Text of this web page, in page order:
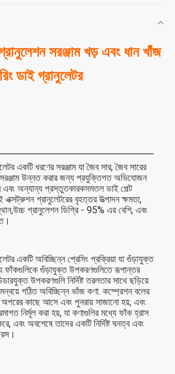
সরঞ্জাম খড় এবং ধান খাঁজ
রিং ডাই গ্রানুলেটর
একটি ধরণের সরঞ্জাম যা জৈব সার, জৈব সারের
সরঞ্জাম উন্নত করার জন্য প্রযুক্তিগত অভিযোজন
এবং অন্যান্য প্রস্তুতকারকসমতল ডাই পেল্ট
এক্সট্রুশন গ্রানুলেটরের বৃহত্তর উত্পাদন ক্ষমতা,
গ্রানুলেশন ডিগ্রি - 95% এর বেশি, এবং
একটি অবিচ্ছিন্ন প্রেসিং প্রক্রিয়া যা গুঁড়াযুক্ত
ফাঁকগুলিকে গুঁড়াযুক্ত উপকরণগুলিতে রূপান্তর
উপকরণগুলি নির্দিষ্ট তরলতার সাথে ছড়িয়ে
গঠিত অবিচ্ছিন্ন ভাঁজ কণা. কম্প্রেশন বলের
অপরের কাছে আসে এবং পুনরায় সাজানো হয়, এবং
নির্মূল করা হয়, যা কণাগুলির মধ্যে ফাঁক হ্রাস
এবং অবশেষে তাদের একটি নির্দিষ্ট ঘনত্ব এবং